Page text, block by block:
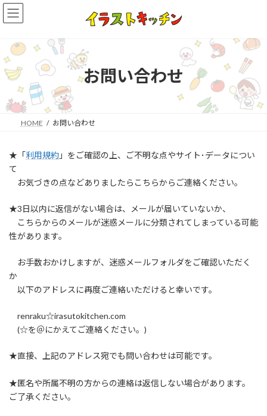
コ
ン
へ
ス
プ
ナ
ビ
ョ
ン
動
お問い合わせ
HOME お問い合わせ
★「利用規約 」をご確認の上、ご不明な点やサイト･データについ
て
お気づきの点などありましたらこちらからご連絡ください。
★3日以内に返信がない場合は、メールが届いていないか、
こちらからのメールが迷惑メールに分類されてしまっている可能
性があります。
お手数おかけしますが、迷惑メールフォルダをご確認いただく
か
以下のアドレスに再度ご連絡いただけると幸いです。
renraku☆irasutokitchen.com
(☆を＠にかえてご連絡ください。)
★直接、上記のアドレス宛でも問い合わせは可能です。
★匿名や所属不明の方からの連絡は返信しない場合があります。
ご了承ください。